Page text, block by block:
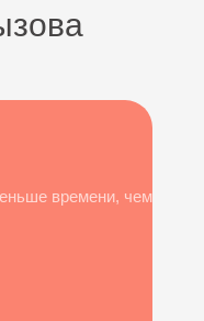
времени, чем